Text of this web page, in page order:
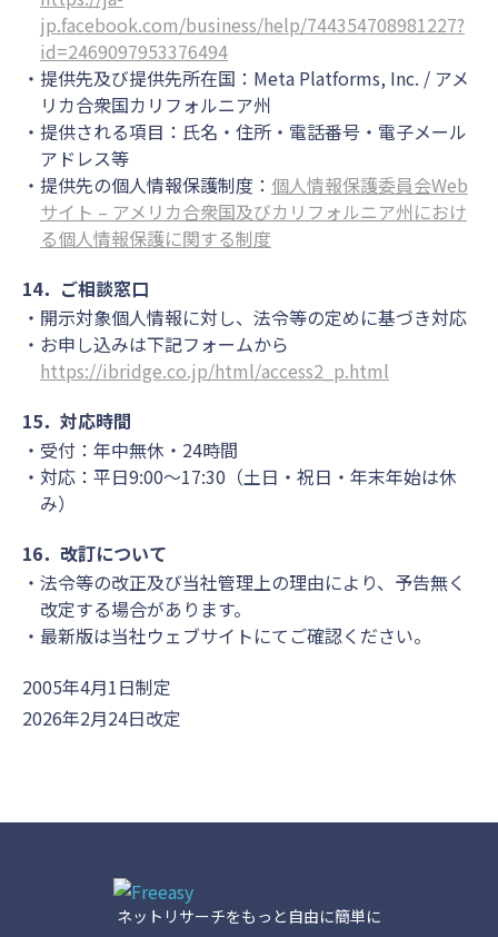
jp.facebook.com/business/help/744354708981227?
id=2469097953376494
提供先及び提供先所在国：Meta Platforms, Inc. / アメ
リカ合衆国カリフォルニア州
提供される項目：氏名・住所・電話番号・電子メール
アドレス等
提供先の個人情報保護制度： 個人情報保護委員会Web
サイト – アメリカ合衆国及びカリフォルニア州におけ
る個人情報保護に関する制度
14．ご相談窓口
開示対象個人情報に対し、法令等の定めに基づき対応
お申し込みは下記フォームから
https://ibridge.co.jp/html/access2_p.html
15．対応時間
受付：年中無休・24時間
対応：平日9:00～17:30（土日・祝日・年末年始は休
み）
16．改訂について
法令等の改正及び当社管理上の理由により、予告無く
改定する場合があります。
最新版は当社ウェブサイトにてご確認ください。
2005年4月1日制定
2026年2月24日改定
ネットリサーチをもっと自由に簡単に